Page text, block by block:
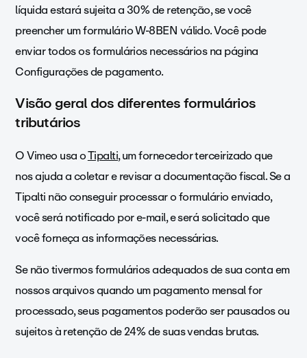
líquida estará sujeita a 30% de retenção, se você
preencher um formulário W-8BEN válido. Você pode
enviar todos os formulários necessários na página
Configurações de pagamento.
Visão geral dos diferentes formulários
tributários
O Vimeo usa oTipalti, um fornecedor terceirizado que
nos ajuda a coletar e revisar a documentação fiscal. Se a
Tipalti não conseguir processar o formulário enviado,
você será notificado por e-mail, e será solicitado que
você forneça as informações necessárias.
Se não tivermos formulários adequados de sua conta em
nossos arquivos quando um pagamento mensal for
processado, seus pagamentos poderão ser pausados ou
sujeitos à retenção de 24% de suas vendas brutas.